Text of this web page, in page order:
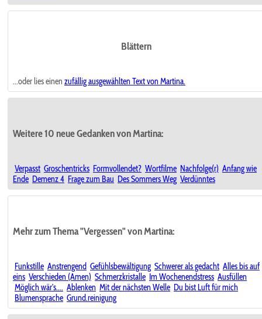
Blättern
...oder lies einen zufällig ausgewählten Text von Martina.
Weitere 10 neue Gedanken von Martina:
Verpasst Groschentricks Formvollendet? Wortfilme Nachfolge(r) Anfang wie
Ende Demenz 4 Frage zum Bau Des Sommers Weg Verdünntes
Mehr zum Thema "Vergessen" von Martina:
Funkstille Anstrengend Gefühlsbewältigung Schwerer als gedacht Alles bis auf
eins Verschieden (Amen) Schmerzkristalle Im Wochenendstress Ausfüllen
Möglich wär's.... Ablenken Mit der nächsten Welle Du bist Luft für mich
Blumensprache Grund.reinigung